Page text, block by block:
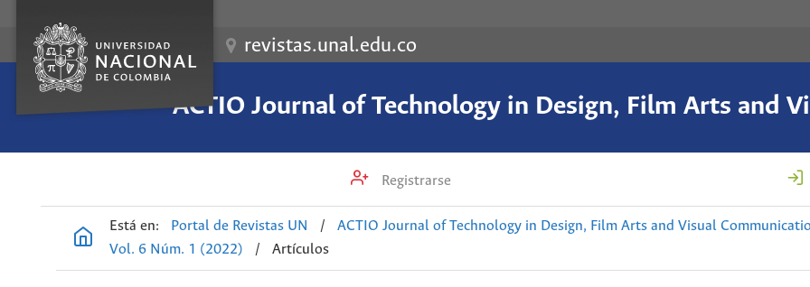
revistas.unal.edu.co
ACTIO Journal of Technology in Design, Film Arts and
Registrarse
Está en: Portal de Revistas UN / ACTIO Journal of Technology in Design, Film Arts and Visual
Vol. 6 Núm. 1 (2022)
/ Artículos